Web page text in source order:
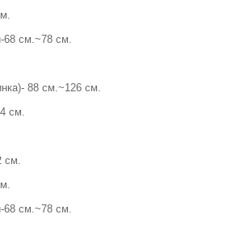
68 см.~78 см.
88 см.~126 см.
см.
см.
68 см.~78 см.